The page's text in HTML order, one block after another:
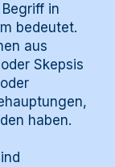
in
bedeutet.
aus
Skepsis
haben.